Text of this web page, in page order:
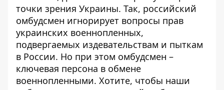
точки зрения Украины. Так, российский
омбудсмен игнорирует вопросы прав
украинских военнопленных,
подвергаемых издевательствам и пыткам
в России. Но при этом омбудсмен –
ключевая персона в обмене
военнопленными. Хотите, чтобы наши